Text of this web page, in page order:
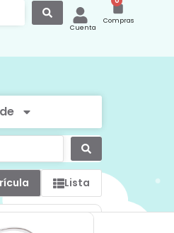
Cuenta
Compras
Lista